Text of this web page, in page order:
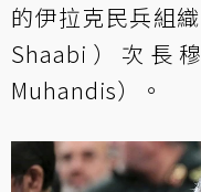
的伊拉克民兵組
Shaabi）次長
Muhandis）。